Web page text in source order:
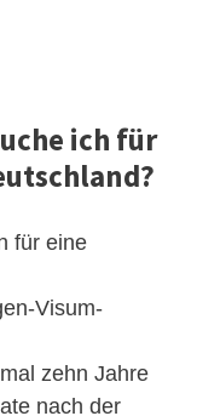
ich für
für eine
Visum-
zehn Jahre
nach der